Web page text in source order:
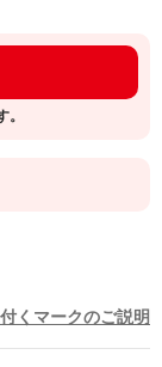
くマークのご説明